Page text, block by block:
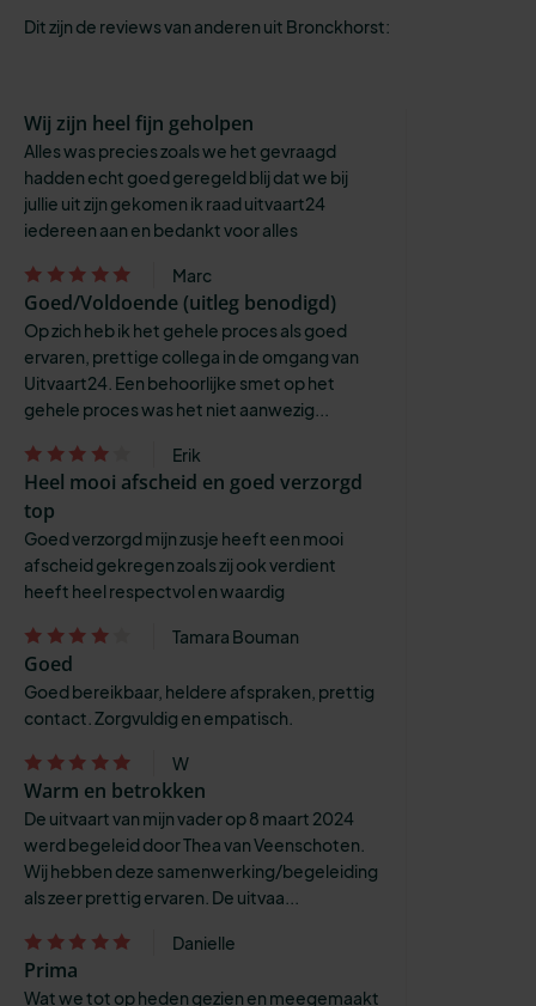
Dit zijn de reviews van anderen uit Bronckhorst:
Wij zijn heel fijn geholpen
Alles was precies zoals we het gevraagd
hadden echt goed geregeld blij dat we bij
jullie uit zijn gekomen ik raad uitvaart24
iedereen aan en bedankt voor alles
Marc
Goed/Voldoende (uitleg benodigd)
Op zich heb ik het gehele proces als goed
ervaren, prettige collega in de omgang van
Uitvaart24. Een behoorlijke smet op het
gehele proces was het niet aanwezig...
Erik
Heel mooi afscheid en goed verzorgd
top
Goed verzorgd mijn zusje heeft een mooi
afscheid gekregen zoals zij ook verdient
heeft heel respectvol en waardig
Tamara Bouman
Goed
Goed bereikbaar, heldere afspraken, prettig
contact. Zorgvuldig en empatisch.
W
Warm en betrokken
De uitvaart van mijn vader op 8 maart 2024
werd begeleid door Thea van Veenschoten.
Wij hebben deze samenwerking/begeleiding
als zeer prettig ervaren. De uitvaa...
Danielle
Prima
Wat we tot op heden gezien en meegemaakt